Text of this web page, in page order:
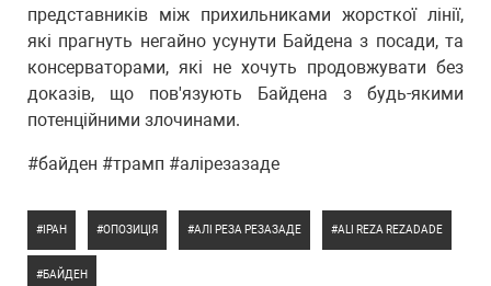
представників між прихильниками жорсткої лінії,
які прагнуть негайно усунути Байдена з посади, та
консерваторами, які не хочуть продовжувати без
доказів, що пов'язують Байдена з будь-якими
потенційними злочинами.
#байден #трамп #алірезазаде
ІРАН ОПОЗИЦІЯ АЛІ РЕЗА РЕЗАЗАДЕ ALI REZA REZADADE
БАЙДЕН